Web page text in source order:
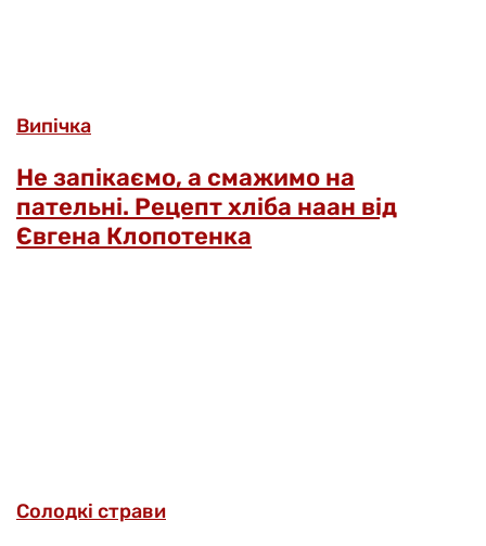
Випічка
Не запікаємо, а смажимо на
пательні. Рецепт хліба наан від
Євгена Клопотенка
Солодкі страви